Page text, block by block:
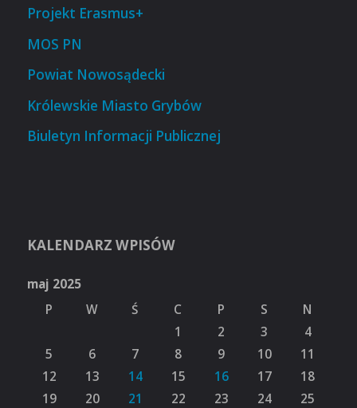
Projekt Erasmus+
MOS PN
Powiat Nowosądecki
Królewskie Miasto Grybów
Biuletyn Informacji Publicznej
KALENDARZ WPISÓW
maj 2025
P
W Ś C P S
N
1
2 3
4
5
6 7 8 9 10
11
12
13 14 15 16 17
18
19
20 21 22 23 24
25